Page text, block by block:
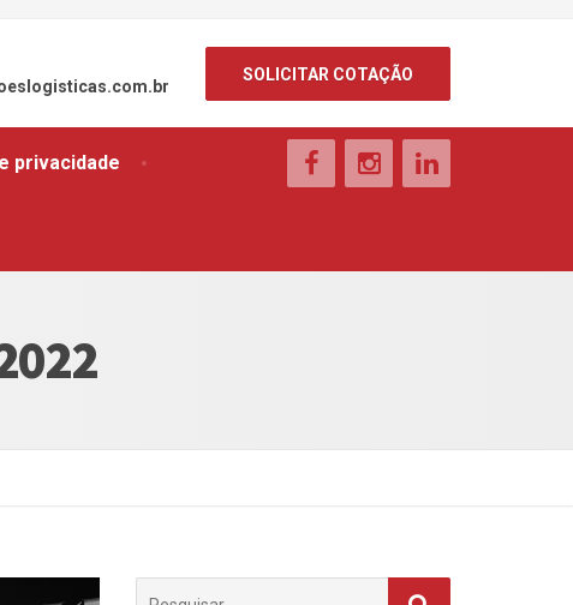
privacidade
SOLICITAR COTAÇÃO